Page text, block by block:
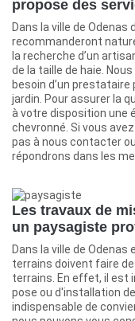
propose des
Dans la ville de
recommanderont
la recherche d’un
de la taille de haie.
besoin d’un
jardin. Pour assurer la
à votre disposition une
chevronné. Si vous
pas à nous contacter
répondrons dans les
Les travaux de
un paysagiste
Dans la ville de
terrains doivent faire
terrains. En effet, il est
pose ou d'installation
indispensable de